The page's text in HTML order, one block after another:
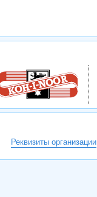
Реквизиты организации